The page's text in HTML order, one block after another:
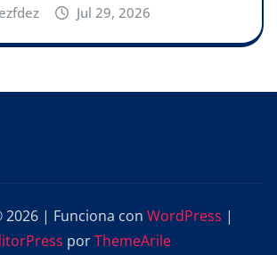
Jul 29, 2026
| Funciona con WordPress |
porThemeArile